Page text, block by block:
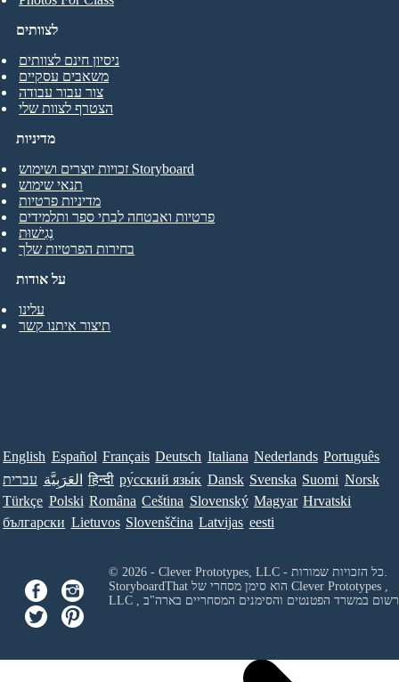
לצוותים
ניסיון חינם לצוותים
משאבים עסקיים
צור עבור עבודה
הצטרף לצוות שלי
על אודות
עלינו
תיצור איתנו קשר
מדיניות
זכויות יוצרים ושימוש Storyboard
תנאי שימוש
מדיניות פרטיות
פרטיות ואבטחה לבתי ספר ותלמידים
נְגִישׁוּת
בחירות הפרטיות שלך
English Español Français Deutsch Italiana Nederlands Português
עברית العَرَبِيَّة हिन्दी ру́сский язы́к Dansk Svenska Suomi Norsk
Türkçe Polski Româna Ceština Slovenský Magyar Hrvatski
български Lietuvos Slovenščina Latvijas eesti
© 2026 - Clever Prototypes, LLC - כל הזכויות שמורות.
Clever Prototypes ,
LLC
ורשום במשרד הפטנטים והסימנים המסחריים בארה"ב